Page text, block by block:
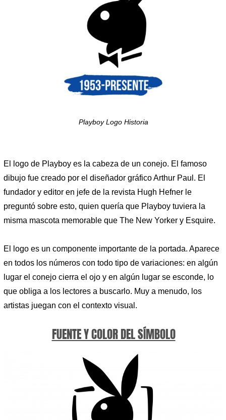
Playboy Logo Historia
El logo de Playboy es la cabeza de un conejo. El famoso
dibujo fue creado por el diseñador gráfico Arthur Paul. El
fundador y editor en jefe de la revista Hugh Hefner le
preguntó sobre esto, quien quería que Playboy tuviera la
misma mascota memorable que The New Yorker y Esquire.
El logo es un componente importante de la portada. Aparece
en todos los números con todo tipo de variaciones: en algún
lugar el conejo cierra el ojo y en algún lugar se esconde, lo
que obliga a los lectores a buscarlo. Muy a menudo, los
artistas juegan con el contexto visual.
FUENTE Y COLOR DEL SÍMBOLO